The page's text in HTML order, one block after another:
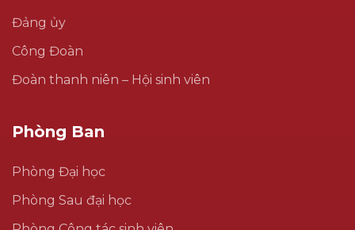
Đảng ủy
Công Đoàn
Đoàn thanh niên – Hội sinh viên
Phòng Ban
Phòng Đại học
Phòng Sau đại học